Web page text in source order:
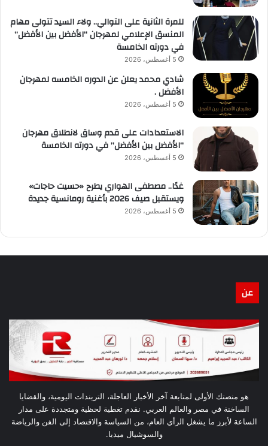
للمرة الثانية على التوالي.. ولاء السيد تتولى مهام
المنسق الإعلامي لمهرجان “الأفضل بين الأفضل”
في دورته الخامسة
5 أغسطس، 2026
شادي محمد يعلن عن الدوره الخامسه لمهرجان
الأفضل .
5 أغسطس، 2026
الاستعدادات على قدم وساق لانطلاق مهرجان
“الأفضل بين الأفضل” في دورته الخامسة
5 أغسطس، 2026
غدًا.. مصطفى الهواري يطرح «حسيت حاجات»
ويستقبل صيف 2026 بأغنية رومانسية جديدة
5 أغسطس، 2026
عن
هو منصتك الأولى لمتابعة آخر الأخبار العاجلة، التريندات اليومية، والقضايا
الساخنة في مصر والعالم العربي. نقدم تغطية لحظية ومتجددة على مدار
الساعة لأبرز ما يشغل الرأي العام، من السياسة والاقتصاد إلى الفن والرياضة
والسوشيال ميديا.